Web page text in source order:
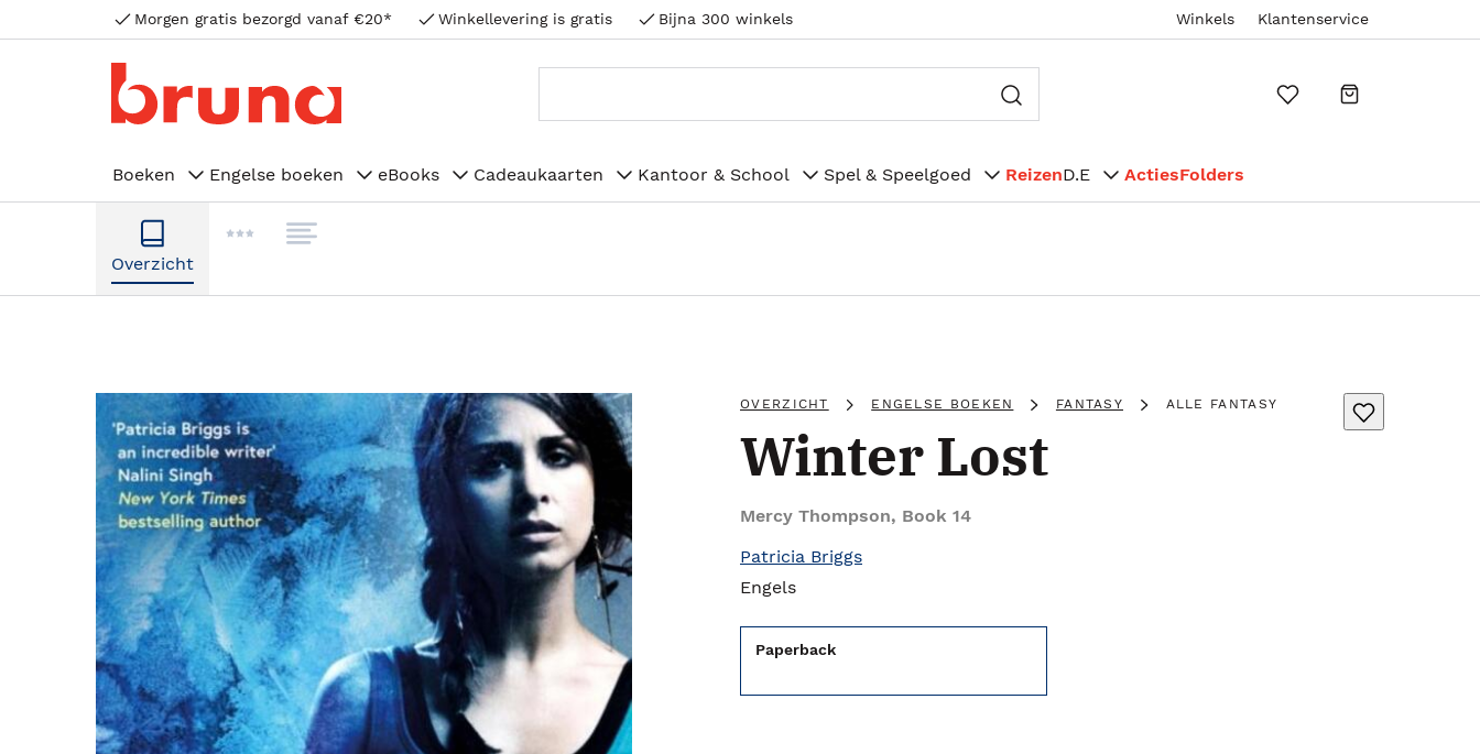
Morgen gratis bezorgd vanaf €20* Winkellevering is gratis Bijna 300 winkels Winkels Klantenservice
Boeken Engelse boeken eBooks Cadeaukaarten Kantoor & School Spel & Speelgoed ReizenD.E ActiesFolders
Overzicht
OVERZICHT ENGELSE BOEKEN FANTASY ALLE FANTASY
Winter Lost
Mercy Thompson, Book 14
Patricia Briggs
Engels
Paperback